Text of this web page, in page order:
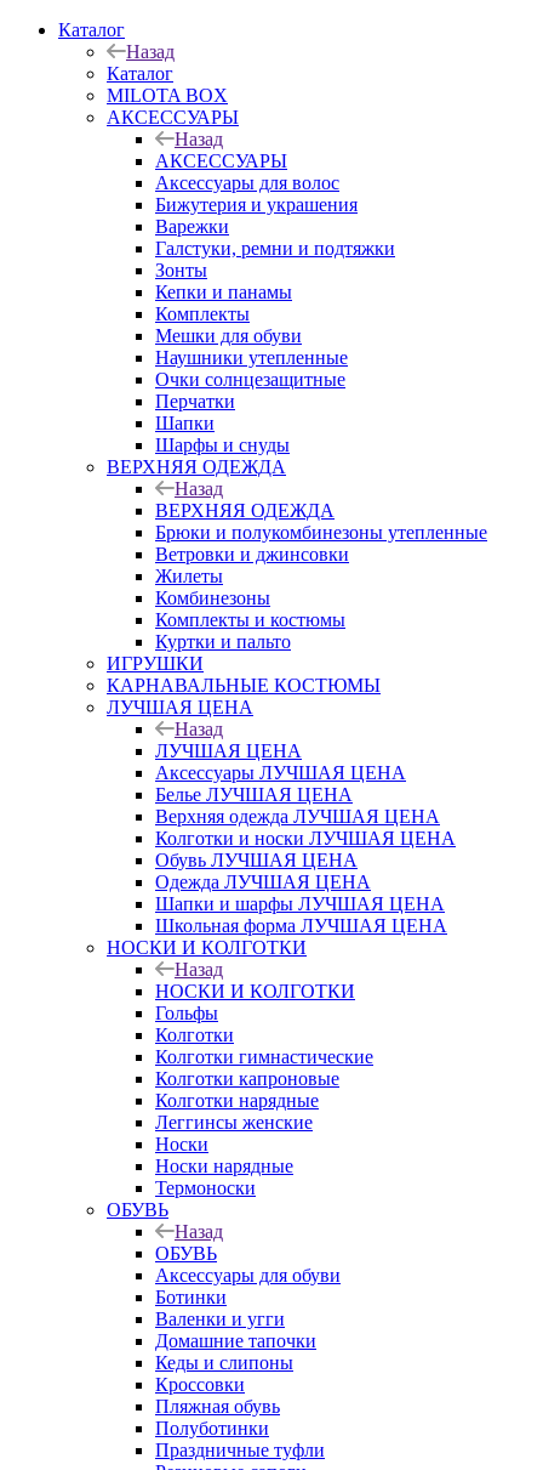
Каталог
Назад
Каталог
MILOTA BOX
АКСЕССУАРЫ
Назад
АКСЕССУАРЫ
Аксессуары для волос
Бижутерия и украшения
Варежки
Галстуки, ремни и подтяжки
Зонты
Кепки и панамы
Комплекты
Мешки для обуви
Наушники утепленные
Очки солнцезащитные
Перчатки
Шапки
Шарфы и снуды
ВЕРХНЯЯ ОДЕЖДА
Назад
ВЕРХНЯЯ ОДЕЖДА
Брюки и полукомбинезоны утепленные
Ветровки и джинсовки
Жилеты
Комбинезоны
Комплекты и костюмы
Куртки и пальто
ИГРУШКИ
КАРНАВАЛЬНЫЕ КОСТЮМЫ
ЛУЧШАЯ ЦЕНА
Назад
ЛУЧШАЯ ЦЕНА
Аксессуары ЛУЧШАЯ ЦЕНА
Белье ЛУЧШАЯ ЦЕНА
Верхняя одежда ЛУЧШАЯ ЦЕНА
Колготки и носки ЛУЧШАЯ ЦЕНА
Обувь ЛУЧШАЯ ЦЕНА
Одежда ЛУЧШАЯ ЦЕНА
Шапки и шарфы ЛУЧШАЯ ЦЕНА
Школьная форма ЛУЧШАЯ ЦЕНА
НОСКИ И КОЛГОТКИ
Назад
НОСКИ И КОЛГОТКИ
Гольфы
Колготки
Колготки гимнастические
Колготки капроновые
Колготки нарядные
Леггинсы женские
Носки
Носки нарядные
Термоноски
ОБУВЬ
Назад
ОБУВЬ
Аксессуары для обуви
Ботинки
Валенки и угги
Домашние тапочки
Кеды и слипоны
Кроссовки
Пляжная обувь
Полуботинки
Праздничные туфли